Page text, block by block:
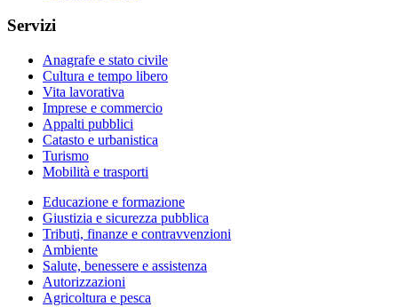
Servizi
Anagrafe e stato civile
Cultura e tempo libero
Vita lavorativa
Imprese e commercio
Appalti pubblici
Catasto e urbanistica
Turismo
Mobilità e trasporti
Educazione e formazione
Giustizia e sicurezza pubblica
Tributi, finanze e contravvenzioni
Ambiente
Salute, benessere e assistenza
Autorizzazioni
Agricoltura e pesca